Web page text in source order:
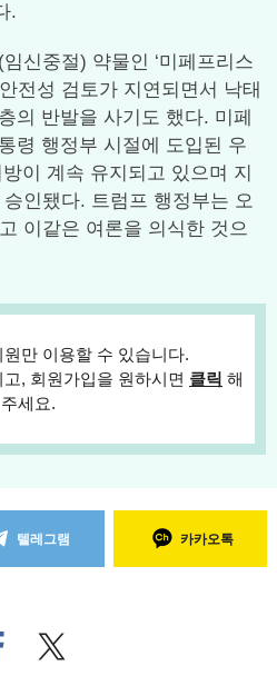
.
신중절) 약물인 ‘미페프리스
전성 검토가 지연되면서 낙태
의 반발을 사기도 했다. 미페
령 행정부 시절에 도입된 우
이 계속 유지되고 있으며 지
인됐다. 트럼프 행정부는 오
이같은 여론을 의식한 것으
만 이용할 수 있습니다.
, 회원가입을 원하시면 클릭 해
주세요.
텔레그램 카카오톡
트위
터로